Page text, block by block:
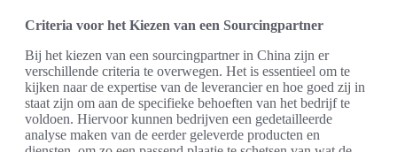
Criteria voor het Kiezen van een Sourcingpartner
Bij het kiezen van een sourcingpartner in China zijn er
verschillende criteria te overwegen. Het is essentieel om te
kijken naar de expertise van de leverancier en hoe goed zij in
staat zijn om aan de specifieke behoeften van het bedrijf te
voldoen. Hiervoor kunnen bedrijven een gedetailleerde
analyse maken van de eerder geleverde producten en